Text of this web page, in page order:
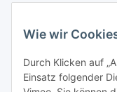
Wie wir
Durch Klicken auf
Einsatz folgender
Auf Nummer sicher